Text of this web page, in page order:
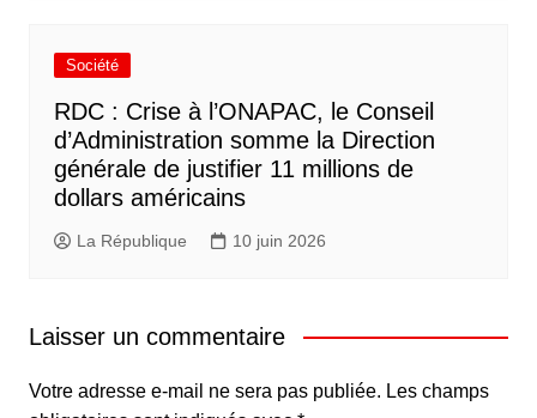
Société
RDC : Crise à l’ONAPAC, le Conseil
d’Administration somme la Direction
générale de justifier 11 millions de
dollars américains
La République 10 juin 2026
Laisser un commentaire
Votre adresse e-mail ne sera pas publiée. Les champs